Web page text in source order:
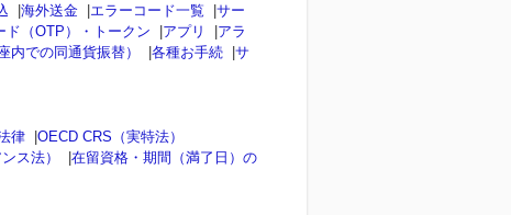
|海外送金 |エラーコード一覧 |サー
ド（OTP）・トークン |アプリ |アラ
内での同通貨振替） |各種お手続 |サ
律 |OECD CRS（実特法）
ス法） |在留資格・期間（満了日）の